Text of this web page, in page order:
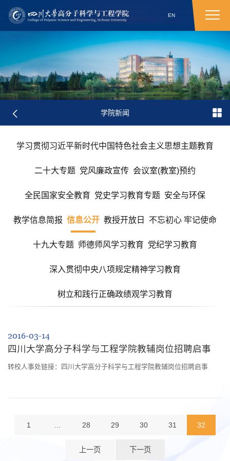
EN
学院新闻
学习贯彻习近平新时代中国特色社会主义思想主题教育
二十大专题 党风廉政宣传 会议室(教室)预约
全民国家安全教育 党史学习教育专题 安全与环保
教学信息简报 信息公开 教授开放日 不忘初心 牢记使命
十九大专题 师德师风学习教育 党纪学习教育
深入贯彻中央八项规定精神学习教育
树立和践行正确政绩观学习教育
2016-03-14
四川大学高分子科学与工程学院教辅岗位招聘启事
转校人事处链接：四川大学高分子科学与工程学院教辅岗位招聘启事
1 ... 28 29 30 31 32
上一页 下一页